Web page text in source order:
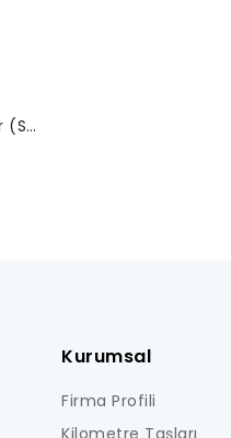
Komparatör Saatleri için Standlar (Seri 913-Standart versiyon)-913-101
Kurumsal
Firma Profili